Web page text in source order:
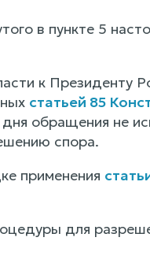
в пункте 5
к Президенту
статьей 85
обращения не
спора.
применения
для